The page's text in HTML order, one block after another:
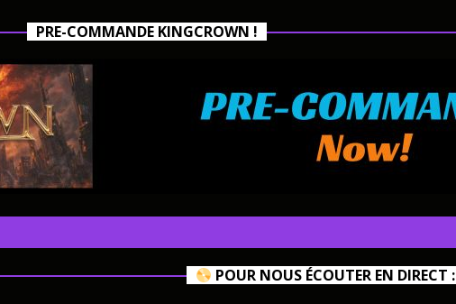
PRE-COMMANDE KINGCROWN !
POUR NOUS ÉCOUTER EN DIRECT :